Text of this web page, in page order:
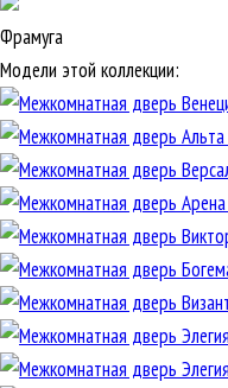
Фрамуга
Модели этой коллекции: